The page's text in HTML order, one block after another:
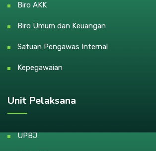
Biro AKK
Biro Umum dan Keuangan
Satuan Pengawas Internal
Kepegawaian
Unit Pelaksana
UPBJ